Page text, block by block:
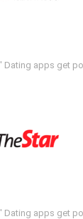
Dating apps get
Dating apps get